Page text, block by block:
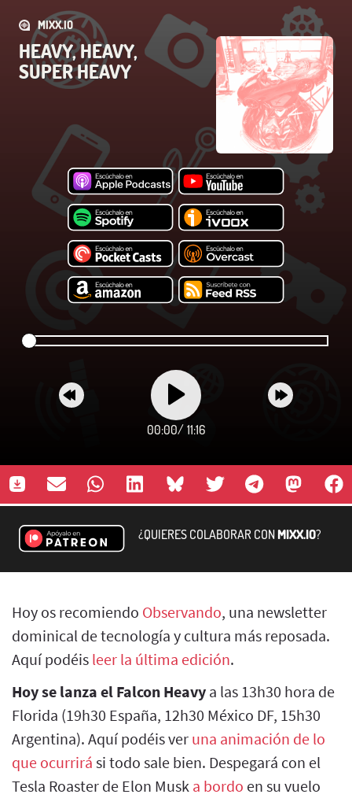
MIXX.IO
HEAVY, HEAVY,
SUPER HEAVY
00:00/ 11:16
¿QUIERES COLABORAR CONMIXX.IO?
Hoy os recomiendo Observando, una newsletter
dominical de tecnología y cultura más reposada.
Aquí podéis leer la última edición.
Hoy se lanza el Falcon Heavy a las 13h30 hora de
Florida (19h30 España, 12h30 México DF, 15h30
Argentina). Aquí podéis ver una animación de lo
que ocurrirá si todo sale bien. Despegará con el
Tesla Roaster de Elon Musk a bordo en su vuelo